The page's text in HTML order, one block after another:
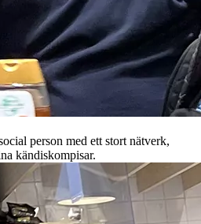
person med ett stort nätverk,
kändiskompisar.